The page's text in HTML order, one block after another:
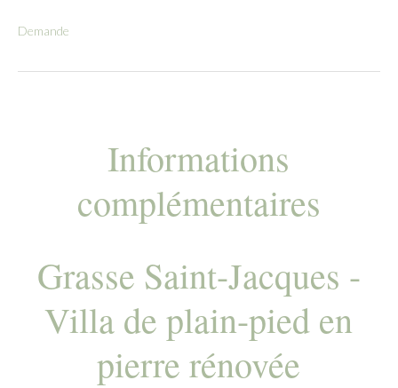
Demande
Informations
complémentaires
Grasse Saint-Jacques -
Villa de plain-pied en
pierre rénovée